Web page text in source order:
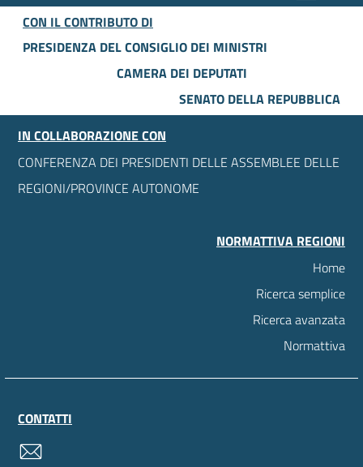
CON IL CONTRIBUTO DI
PRESIDENZA DEL CONSIGLIO DEI MINISTRI
CAMERA DEI DEPUTATI
SENATO DELLA REPUBBLICA
IN COLLABORAZIONE CON
CONFERENZA DEI PRESIDENTI DELLE ASSEMBLEE DELLE
REGIONI/PROVINCE AUTONOME
NORMATTIVA REGIONI
Home
Ricerca semplice
Ricerca avanzata
Normattiva
CONTATTI